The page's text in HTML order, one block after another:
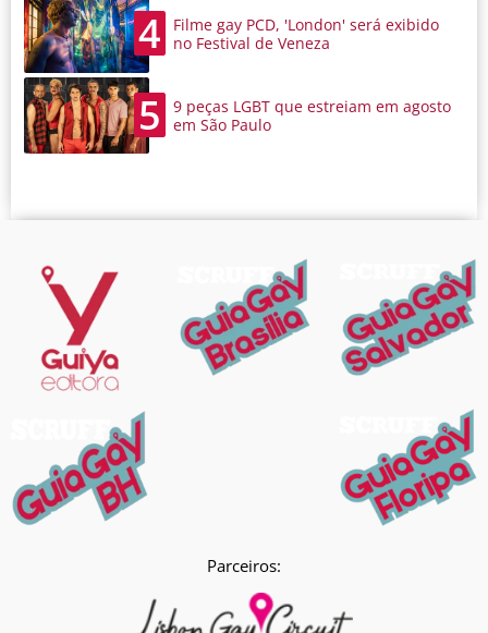
4
Filme gay PCD, 'London' será exibido
no Festival de Veneza
5
9 peças LGBT que estreiam em agosto
em São Paulo
Parceiros: